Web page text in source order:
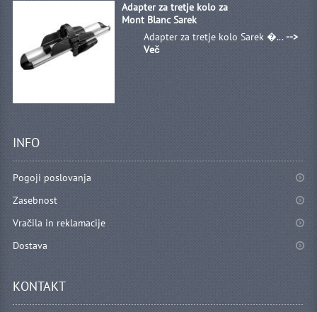
Adapter za tretje kolo za
Mont Blanc Sarek
Adapter za tretje kolo Sarek �...-->
Več
INFO
Pogoji poslovanja
Zasebnost
Vračila in reklamacije
Dostava
KONTAKT